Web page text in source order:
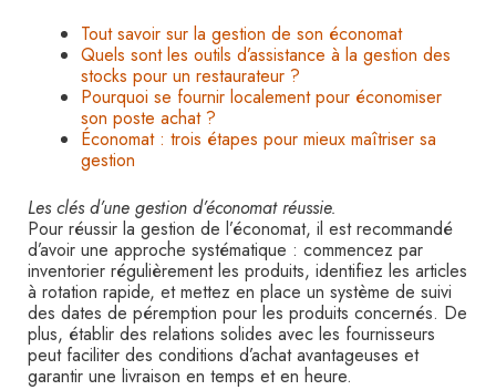
Tout savoir sur la gestion de son économat
Quels sont les outils d’assistance à la gestion des
stocks pour un restaurateur ?
Pourquoi se fournir localement pour économiser
son poste achat ?
Économat : trois étapes pour mieux maîtriser sa
gestion
Les clés d’une gestion d’économat réussie.
Pour réussir la gestion de l’économat, il est recommandé
d’avoir une approche systématique : commencez par
inventorier régulièrement les produits, identifiez les articles
à rotation rapide, et mettez en place un système de suivi
des dates de péremption pour les produits concernés. De
plus, établir des relations solides avec les fournisseurs
peut faciliter des conditions d’achat avantageuses et
garantir une livraison en temps et en heure.